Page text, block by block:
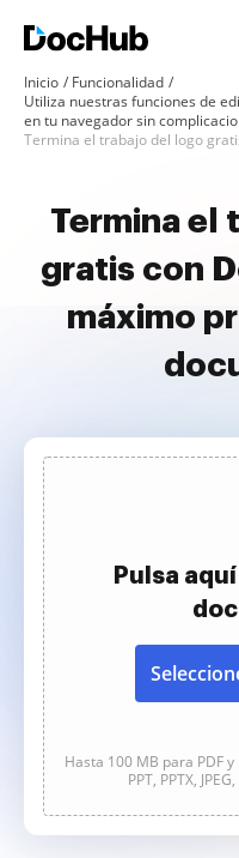
Inicio
Funcionalidad
Utiliza nuestras funciones de
en tu navegador sin
Termina el trabajo del logo
Termina el
gratis con
máximo
Pulsa
Hasta 100 MB para PDF y
PPT, PPTX,